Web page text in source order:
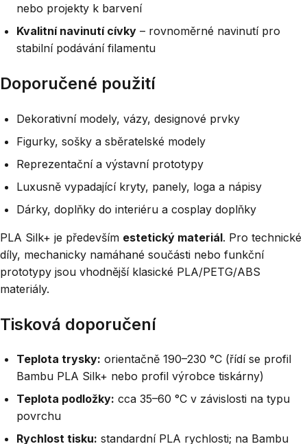
nebo projekty k barvení
Kvalitní navinutí cívky – rovnoměrné navinutí pro
stabilní podávání filamentu
Doporučené použití
Dekorativní modely, vázy, designové prvky
Figurky, sošky a sběratelské modely
Reprezentační a výstavní prototypy
Luxusně vypadající kryty, panely, loga a nápisy
Dárky, doplňky do interiéru a cosplay doplňky
PLA Silk+ je především estetický materiál. Pro technické
díly, mechanicky namáhané součásti nebo funkční
prototypy jsou vhodnější klasické PLA/PETG/ABS
materiály.
Tisková doporučení
Teplota trysky: orientačně 190–230 °C (řídí se profil
Bambu PLA Silk+ nebo profil výrobce tiskárny)
Teplota podložky: cca 35–60 °C v závislosti na typu
povrchu
Rychlost tisku: standardní PLA rychlosti; na Bambu